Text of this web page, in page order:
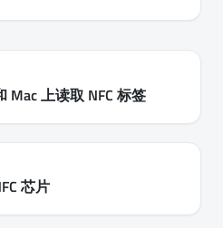
片自身的设置。
Mac 上读取 NFC 标签
芯片